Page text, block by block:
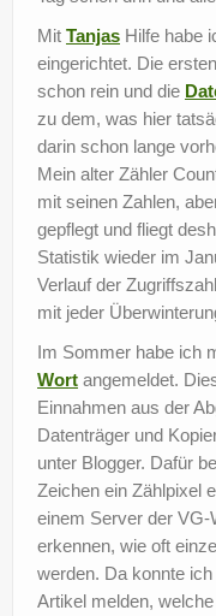
Mit Tanjas Hilfe habe
eingerichtet. Die
schon rein und die
zu dem, was hier
darin schon lange
Mein alter Zähler
mit seinen Zahlen,
gepflegt und fliegt
Statistik wieder im
Verlauf der
mit jeder
Im Sommer habe ich
Wort angemeldet.
Einnahmen aus der
Datenträger und
unter Blogger. Dafür
Zeichen ein Zählpixel
einem Server der
erkennen, wie oft
werden. Da konnte
Artikel melden,